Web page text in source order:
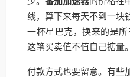
线，算下来每天不到一块
一杯星巴克，换来的是所
这笔买卖值不值自己掂量。
付款方式也要留意。有些